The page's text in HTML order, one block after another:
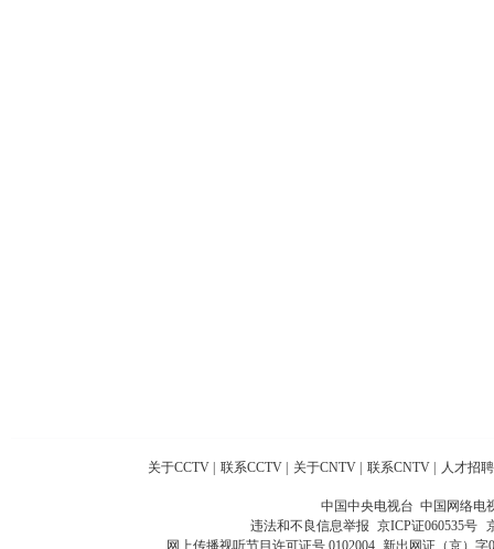
关于CCTV 联系CCTV 关于CNTV 联系CNTV 人才招聘
中国中央电视台 中国网络电
违法和不良信息举报 京ICP证060535号
网上传播视听节目许可证号 0102004 新出网证（京）